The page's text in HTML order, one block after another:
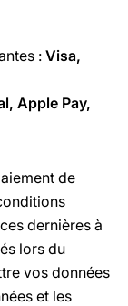
: Visa,
Apple Pay,
de
dernières à
lors du
vos données
et les